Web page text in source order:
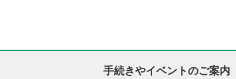
手続きやイベントのご案内